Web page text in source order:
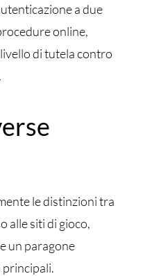
a due
online,
di tutela contro
le distinzioni tra
alle siti di gioco,
un paragone